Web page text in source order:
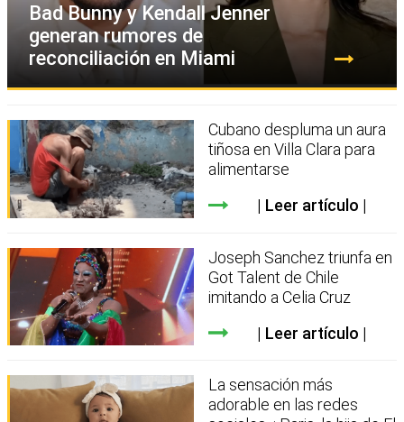
Bad Bunny y Kendall Jenner
generan rumores de
reconciliación en Miami
Cubano despluma un aura
tiñosa en Villa Clara para
alimentarse
Leer artículo
Joseph Sanchez triunfa en
Got Talent de Chile
imitando a Celia Cruz
Leer artículo
La sensación más
adorable en las redes